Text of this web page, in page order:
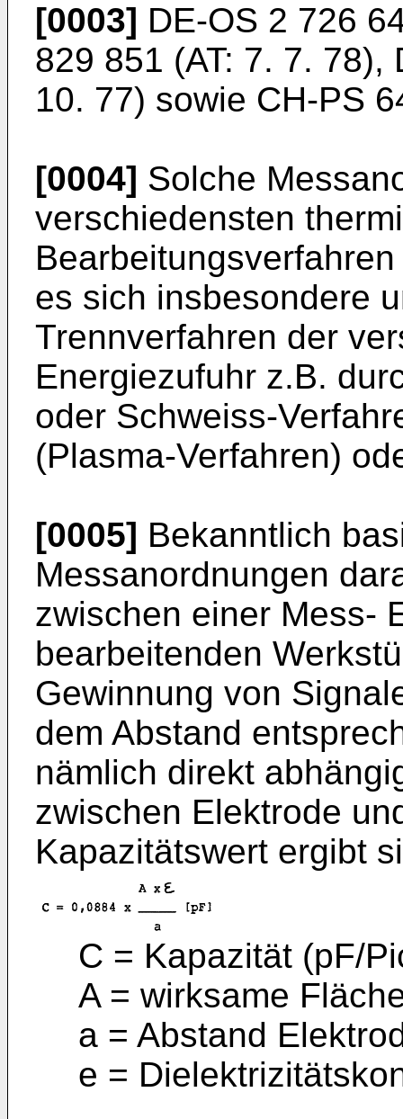
[0003] DE-OS 2 726
829 851 (AT: 7. 7. 78),
10. 77) sowie CH-PS
[0004] Solche
verschiedensten
es sich insbesondere
Trennverfahren der
Energiezufuhr z.B.
oder Schweiss-
(Plasma-Verfahren)
[0005] Bekanntlich
Messanordnungen
zwischen einer Mess-
bearbeitenden
Gewinnung von
dem Abstand
nämlich direkt
zwischen Elektrode
Kapazitätswert ergibt
C = Kapazität (pF/
A = wirksame
a = Abstand
e =